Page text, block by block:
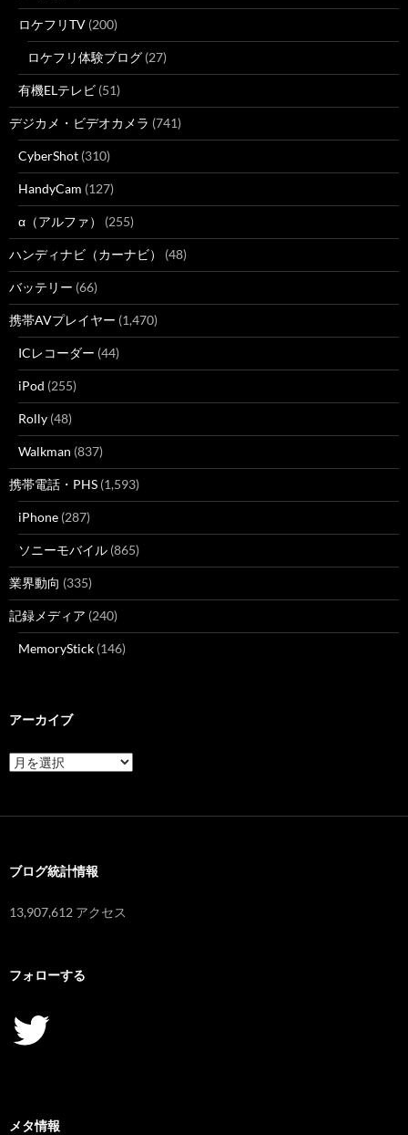
ロケフリTV (200)
ロケフリ体験ブログ (27)
有機ELテレビ (51)
デジカメ・ビデオカメラ (741)
CyberShot (310)
HandyCam (127)
α（アルファ） (255)
ハンディナビ（カーナビ） (48)
バッテリー (66)
携帯AVプレイヤー (1,470)
ICレコーダー (44)
iPod (255)
Rolly (48)
Walkman (837)
携帯電話・PHS (1,593)
iPhone (287)
ソニーモバイル (865)
業界動向 (335)
記録メディア (240)
MemoryStick (146)
アーカイブ
ア
ー
ブログ統計情報
13,907,612 アクセス
フォローする
Twitter
メタ情報